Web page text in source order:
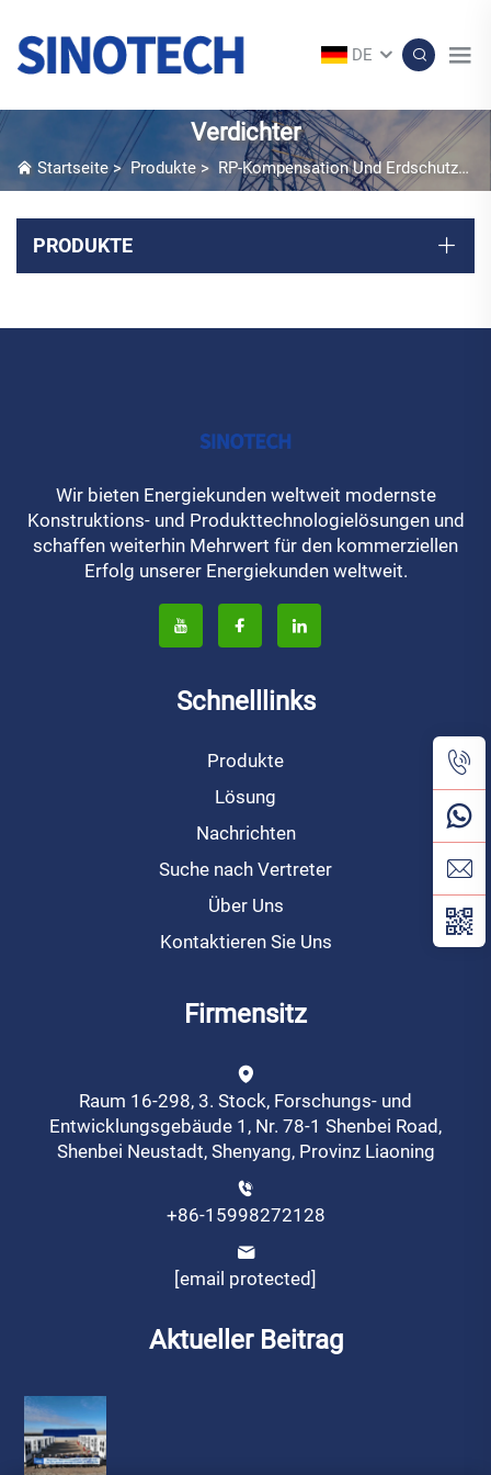
DE
Verdichter
Startseite> Produkte > RP-Kompensation Und Erdschutzgerät
PRODUKTE
Wir bieten Energiekunden weltweit modernste
Konstruktions- und Produkttechnologielösungen und
schaffen weiterhin Mehrwert für den kommerziellen
Erfolg unserer Energiekunden weltweit.
Schnelllinks
Produkte
Lösung
Nachrichten
Suche nach Vertreter
Über Uns
Kontaktieren Sie Uns
Firmensitz
Raum 16-298, 3. Stock, Forschungs- und
Entwicklungsgebäude 1, Nr. 78-1 Shenbei Road,
Shenbei Neustadt, Shenyang, Provinz Liaoning
+86-15998272128
[email protected]
Aktueller Beitrag